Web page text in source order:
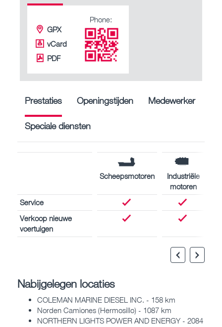
GPX
vCard
PDF
Phone:
Prestaties Openingstijden Medewerker
Speciale diensten
Scheepsmotoren
Industriële
motoren
Service
Verkoop nieuwe
voertuigen
Nabijgelegen locaties
COLEMAN MARINE DIESEL INC. - 158 km
Norden Camiones (Hermosillo) - 1087 km
NORTHERN LIGHTS POWER AND ENERGY - 2084